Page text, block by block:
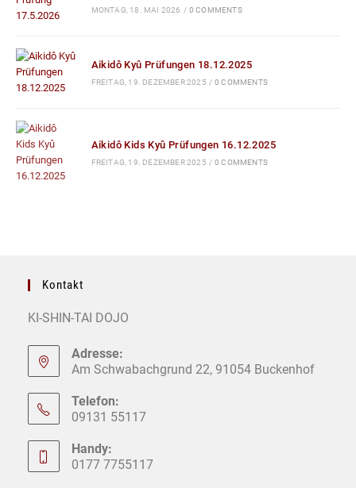
MONTAG, 18. MAI 2026 / 0 COMMENTS
Aikidô Kyû Prüfungen 18.12.2025
FREITAG, 19. DEZEMBER 2025 / 0 COMMENTS
Aikidô Kids Kyû Prüfungen 16.12.2025
FREITAG, 19. DEZEMBER 2025 / 0 COMMENTS
Kontakt
KI-SHIN-TAI DOJO
Adresse:
Am Schwabachgrund 22, 91054 Buckenhof
Telefon:
09131 55117
Handy:
0177 7755117